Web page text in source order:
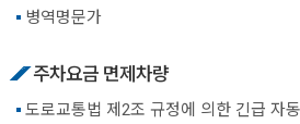
병역명문가
주차요금 면제차량
도로교통법 제2조 규정에 의한 긴급 자